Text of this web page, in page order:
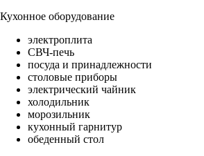
Кухонное оборудование
электроплита
СВЧ-печь
посуда и принадлежности
столовые приборы
электрический чайник
холодильник
морозильник
кухонный гарнитур
обеденный стол